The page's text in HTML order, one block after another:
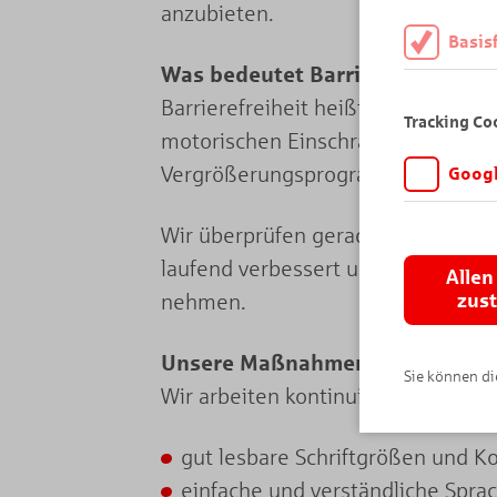
anzubieten.
Was bedeutet Barrierefreiheit?
Barrierefreiheit heißt, dass eine
motorischen Einschränkungen.
Vergrößerungsprogrammen oder
Wir überprüfen gerade unsere
laufend verbessert und
nehmen.
Unsere Maßnahmen
Wir arbeiten kontinuierlich daran,
gut lesbare Schriftgrößen und
einfache und verständliche
Tracking
Analytics.
wird vor der
Allen
Sie können